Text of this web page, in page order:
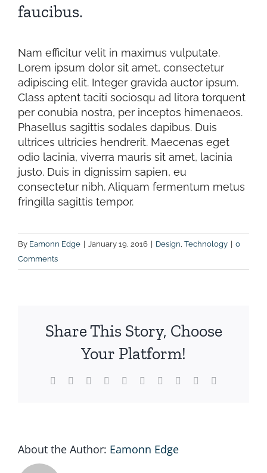
faucibus.
Nam efficitur velit in maximus vulputate.
Lorem ipsum dolor sit amet, consectetur
adipiscing elit. Integer gravida auctor ipsum.
Class aptent taciti sociosqu ad litora torquent
per conubia nostra, per inceptos himenaeos.
Phasellus sagittis sodales dapibus. Duis
ultrices ultricies hendrerit. Maecenas eget
odio lacinia, viverra mauris sit amet, lacinia
justo. Duis in dignissim sapien, eu
consectetur nibh. Aliquam fermentum metus
fringilla sagittis tempor.
By Eamonn Edge January 19, 2016 Design, Technology
0
Comments
Share This Story, Choose
Your Platform!
Facebook Reddit LinkedInWhatsApp
TumblrPinterest Xing
About the Author: Eamonn Edge